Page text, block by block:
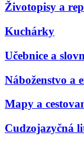
Životopisy a
Kuchárky
Učebnice a
Náboženstvo a
Mapy a
Cudzojazyčná